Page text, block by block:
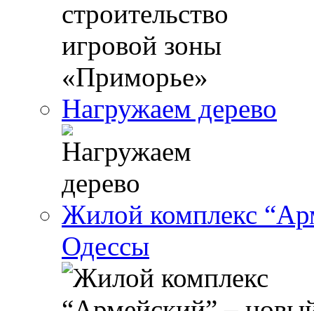
Нагружаем дерево
Жилой комплекс
Одессы